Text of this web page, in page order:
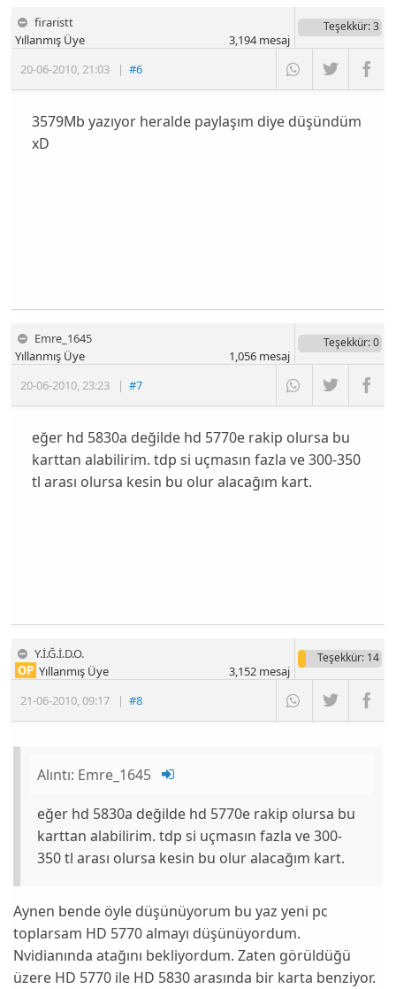
firaristt
20-06-2010,21:03 |#6
Yıllanmış Üye
Teşekkür: 3
3,194mesaj
3579Mb yazıyor heralde paylaşım diye düşündüm
xD
Emre_1645
20-06-2010,23:23 |#7
Yıllanmış Üye
Teşekkür: 0
1,056mesaj
eğer hd 5830a değilde hd 5770e rakip olursa bu
karttan alabilirim. tdp si uçmasın fazla ve 300-350
tl arası olursa kesin bu olur alacağım kart.
Y.İ.Ğ.İ.D.O.
21-06-2010,09:17 |#8
OP Yıllanmış Üye
Teşekkür: 14
3,152mesaj
Alıntı: Emre_1645
eğer hd 5830a değilde hd 5770e rakip olursa bu
karttan alabilirim. tdp si uçmasın fazla ve 300-
350 tl arası olursa kesin bu olur alacağım kart.
Aynen bende öyle düşünüyorum bu yaz yeni pc
toplarsam HD 5770 almayı düşünüyordum.
Nvidianında atağını bekliyordum. Zaten görüldüğü
üzere HD 5770 ile HD 5830 arasında bir karta benziyor.